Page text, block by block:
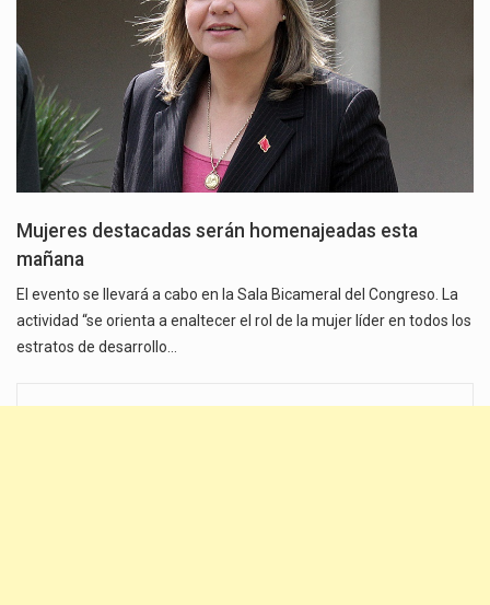
Mujeres destacadas serán homenajeadas esta
mañana
El evento se llevará a cabo en la Sala Bicameral del Congreso. La
actividad “se orienta a enaltecer el rol de la mujer líder en todos los
estratos de desarrollo…